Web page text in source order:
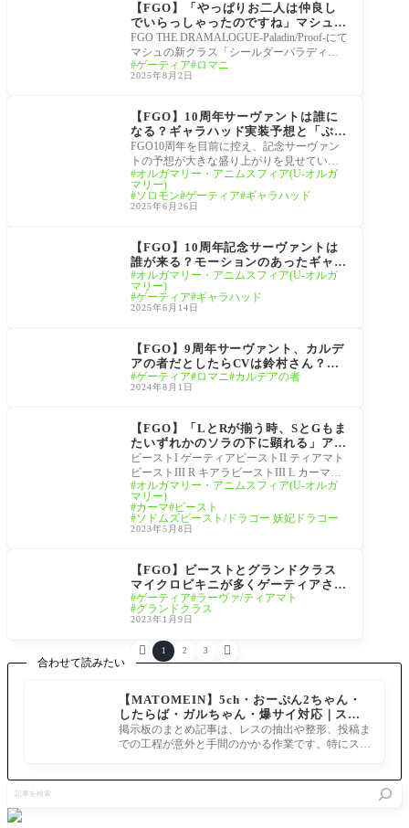
【FGO】「やっぱりお二人は仲良し
でいらっしゃったのですね」マシュの
新クラス演出時のロマニはロマニとゲ
ーティア2人だった！マスター動揺
FGO THE DRAMALOGUE-Paladin/Proof-にて
マシュの新クラス「シールダーパラディー
ン」覚醒時、登場したのはロマニと……ま
さかのゲーティア!
ゲーティア ロマニ
2025年8月2日
【FGO】10周年サーヴァントは誰に
なる？ギャラハッド実装予想と「ぶっ
壊れ」性能への期待と不安
FGO10周年を目前に控え、記念サーヴァン
トの予想が大きな盛り上がりを見せていま
す。中でも実装が長らく期待されていたギ
ャラハッ
オルガマリー・アニムスフィア(U-オルガ
マリー)
ソロモン ゲーティア ギャラハッド
2025年6月26日
【FGO】10周年記念サーヴァントは
誰が来る？モーションのあったギャラ
ハッド？それともいい加減ゲーティ
ア？
オルガマリー・アニムスフィア(U-オルガ
マリー)
ゲーティア ギャラハッド
2025年6月14日
【FGO】9周年サーヴァント、カルデ
アの者だとしたらCVは鈴村さん？杉
田さん？
ゲーティア ロマニ カルデアの者
2024年8月1日
【FGO】「LとRが揃う時、SとGもま
たいずれかのソラの下に顕れる」アー
サーが語るLRはビーストIII？最新の
ビースト事情
ビーストI ゲーティアビーストII ティアマト
ビーストIII R キアラビーストIII L カーマビ
ーストIV フォウくんビーストIV L コヤンス
カヤ
オルガマリー・アニムスフィア(U-オルガ
マリー)
カーマ
ビースト
ソドムズビースト/ドラコー 妖妃ドラコー
2023年5月8日
【FGO】ビーストとグランドクラス
マイクロビキニが多くゲーティアさん
がハーレムすぎる
ゲーティア ラーヴァ/ティアマト
グランドクラス
2023年1月9日
 1 2 3 
合わせて読みたい
【MATOMEIN】5ch・おーぷん2ちゃん・
したらば・ガルちゃん・爆サイ対応｜スマ
ホでまとめ記事を作れるアプリ FGOのまと
め記事ができるまで
掲示板のまとめ記事は、レスの抽出や整形、投稿ま
での工程が意外と手間のかかる作業です。特にスマ
を
検